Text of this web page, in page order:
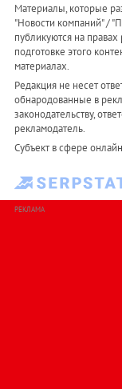
Материалы, которые
"Новости компаний" /
публикуются на правах
подготовке этого
материалах.
Редакция не несет
обнародованные в
законодательству,
рекламодатель.
Субъект в сфере
РЕКЛАМА